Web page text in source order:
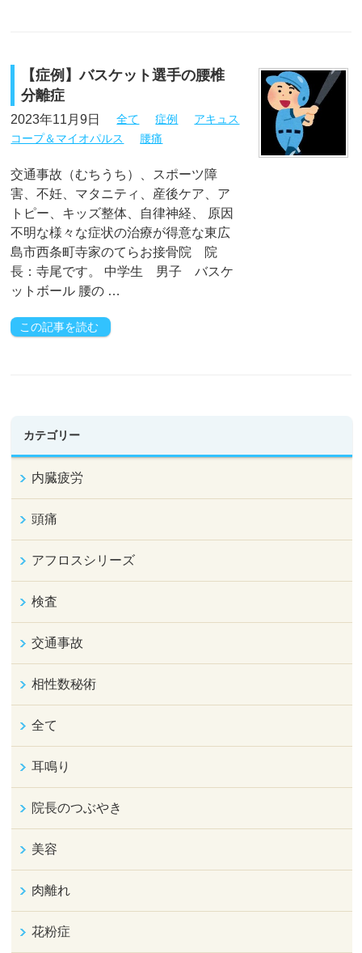
【症例】バスケット選手の腰椎
分離症
2023年11月9日 全て 症例
アキュス
コープ＆マイオパルス
腰痛
交通事故（むちうち）、スポーツ障
害、不妊、マタニティ、産後ケア、ア
トピー、キッズ整体、自律神経、 原因
不明な様々な症状の治療が得意な東広
島市西条町寺家のてらお接骨院 院
長：寺尾です。 中学生 男子 バスケ
ットボール 腰の …
この記事を読む
カテゴリー
内臓疲労
頭痛
アフロスシリーズ
検査
交通事故
相性数秘術
全て
耳鳴り
院長のつぶやき
美容
肉離れ
花粉症